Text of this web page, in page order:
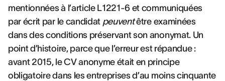
mentionnées à l’article L1221-6 et communiquées
par écrit par le candidat peuventêtre examinées
dans des conditions préservant son anonymat. Un
point d’histoire, parce que l’erreur est répandue :
avant 2015, le CV anonyme était en principe
obligatoire dans les entreprises d’au moins cinquante